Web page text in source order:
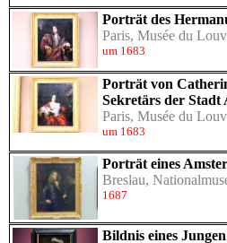
Porträt des
Paris, Musée du
um 1683
Porträt von
Sekretärs der Stadt
Paris, Musée du
um 1683
Porträt eines
Breslau,
1687
Bildnis eines